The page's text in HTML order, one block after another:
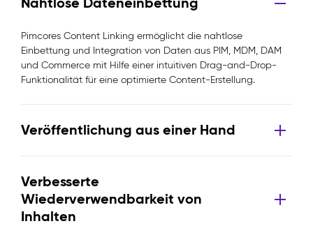
Pimcores Content Linking ermöglicht die nahtlose
Einbettung und Integration von Daten aus PIM, MDM, DAM
und Commerce mit Hilfe einer intuitiven Drag-and-Drop-
Funktionalität für eine optimierte Content-Erstellung.
Veröffentlichung aus einer Hand
Verbesserte
Wiederverwendbarkeit von
Inhalten